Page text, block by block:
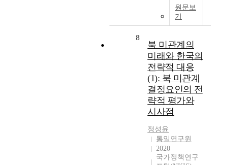
원문보
기
8
북 미관계의
미래와 한국의
전략적 대응
(1): 북 미관계
결정요인의 전
략적 평가와
시사점
정성윤
통일연구원
2020
국가정책연구